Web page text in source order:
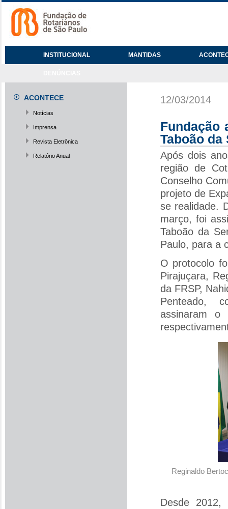
INSTITUCIONAL MANTIDAS
ACONTECE
Notícias
Imprensa
Revista Eletrônica
Relatório Anual
12/03/2014
Fundação
Taboão
Após dois
região de
Conselho
projeto de
se realidade.
março, foi
Taboão da
Paulo, para a
O protocolo
Pirajuçara,
da FRSP,
Penteado,
assinaram o
Reginaldo
Desde